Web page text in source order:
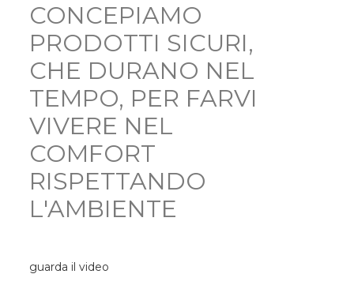
CONCEPIAMO
PRODOTTI SICURI,
CHE DURANO NEL
TEMPO, PER FARVI
VIVERE NEL
COMFORT
RISPETTANDO
L'AMBIENTE
guarda il video